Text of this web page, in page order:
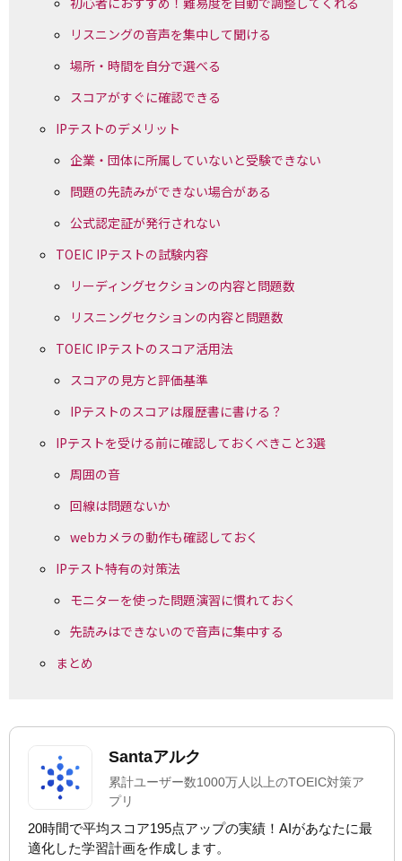
リスニングの音声を集中して聞ける
場所・時間を自分で選べる
スコアがすぐに確認できる
IPテストのデメリット
企業・団体に所属していないと受験できない
問題の先読みができない場合がある
公式認定証が発行されない
TOEIC IPテストの試験内容
リーディングセクションの内容と問題数
リスニングセクションの内容と問題数
TOEIC IPテストのスコア活用法
スコアの見方と評価基準
IPテストのスコアは履歴書に書ける？
IPテストを受ける前に確認しておくべきこと3選
周囲の音
回線は問題ないか
webカメラの動作も確認しておく
IPテスト特有の対策法
モニターを使った問題演習に慣れておく
先読みはできないので音声に集中する
まとめ